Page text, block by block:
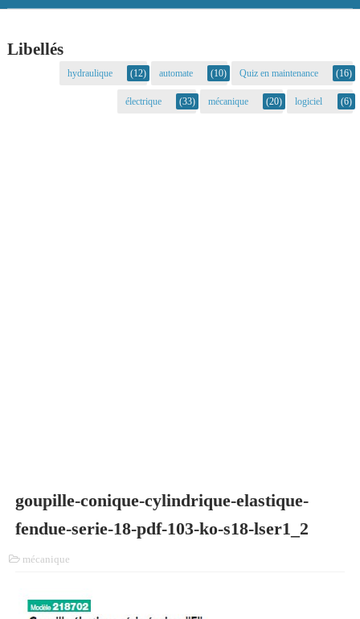
Libellés
Quiz en maintenance (16)
automate (10)
hydraulique (12)
logiciel (6)
mécanique (20)
électrique (33)
goupille-conique-cylindrique-elastique-
fendue-serie-18-pdf-103-ko-s18-lser1_2
mécanique